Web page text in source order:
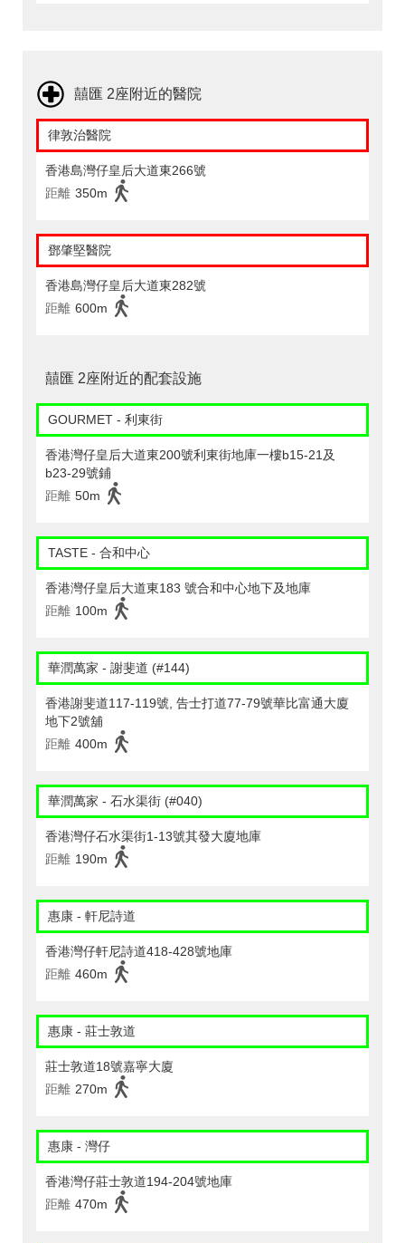
囍匯 2座附近的醫院
律敦治醫院
香港島灣仔皇后大道東266號
距離 350m
鄧肇堅醫院
香港島灣仔皇后大道東282號
距離 600m
囍匯 2座附近的配套設施
GOURMET - 利東街
香港灣仔皇后大道東200號利東街地庫一樓b15-21及
b23-29號鋪
距離 50m
TASTE - 合和中心
香港灣仔皇后大道東183 號合和中心地下及地庫
距離 100m
華潤萬家 - 謝斐道 (#144)
香港謝斐道117-119號, 告士打道77-79號華比富通大廈
地下2號舖
距離 400m
華潤萬家 - 石水渠街 (#040)
香港灣仔石水渠街1-13號其發大廈地庫
距離 190m
惠康 - 軒尼詩道
香港灣仔軒尼詩道418-428號地庫
距離 460m
惠康 - 莊士敦道
莊士敦道18號嘉寧大廈
距離 270m
惠康 - 灣仔
香港灣仔莊士敦道194-204號地庫
距離 470m